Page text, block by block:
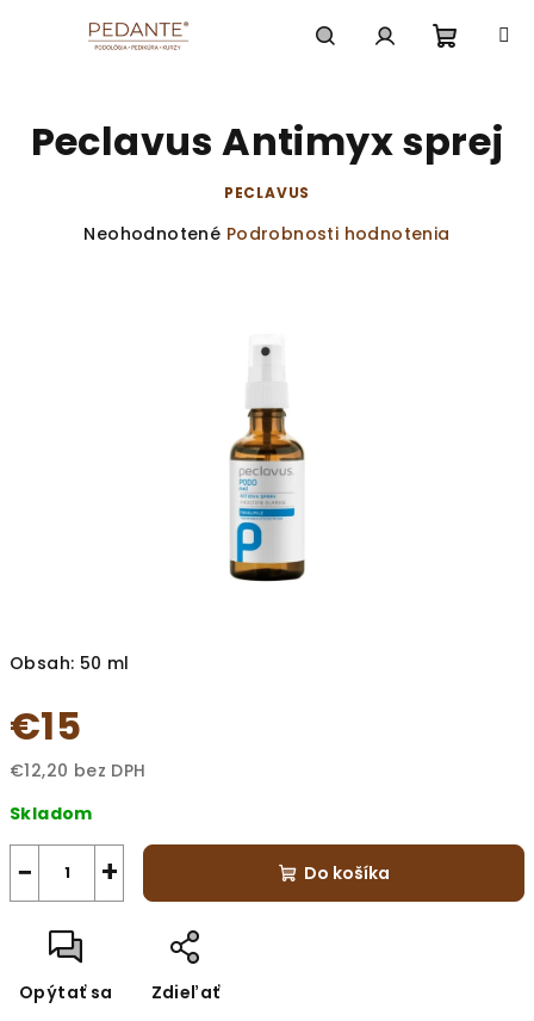
košík
Obsah: 50 ml
€15
€12,20 bez DPH
cena:
Skladom
+
− Do košíka
Opýtať sa Zdieľať
Peclavus Antimyx sprej
PECLAVUS
Priemerné
Neohodnotené Podrobnosti hodnotenia